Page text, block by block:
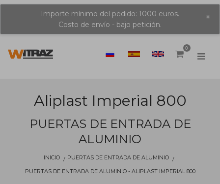
Importe mínimo del pedido: 1000 euros.
Costo de envío - bajo petición.
×
0
Aliplast Imperial 800
PUERTAS DE ENTRADA DE
ALUMINIO
INICIO
PUERTAS DE ENTRADA DE ALUMINIO
PUERTAS DE ENTRADA DE ALUMINIO - ALIPLAST IMPERIAL 800